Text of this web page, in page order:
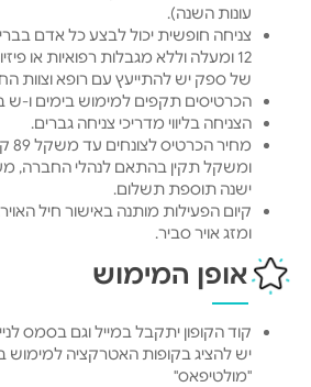
עונות השנה).
צניחה חופשית יכול לבצע כל אדם
12 ומעלה וללא מגבלות רפואיות או
של ספק יש להתייעץ עם רופא וצוות
הכרטיסים תקפים למימוש בימים ו-ש
הצניחה בליווי מדריכי צניחה גברים.
ומשקל תקין בהתאם לנהלי החברה,
ישנה תוספת תשלום.
קיום הפעילות מותנה באישור חיל
ומזג אויר סביר.
אופן המימוש
קוד הקופון יתקבל במייל וגם בסמס
יש להציג בקופות האטרקציה
"מולטיפאס"